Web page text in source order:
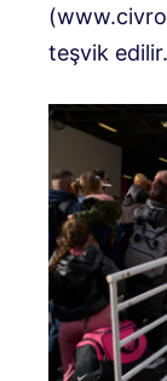
teşvik edilir.